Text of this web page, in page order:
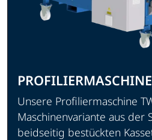
Unsere Profiliermaschine
Maschinenvariante aus der
beidseitig bestückten